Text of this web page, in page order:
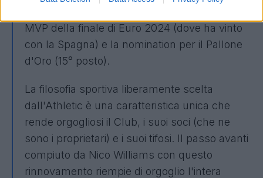
MVP della finale di Euro 2024 (dove ha vinto
con la Spagna) e la nomination per il Pallone
d'Oro (15° posto).
La filosofia sportiva liberamente scelta
dall'Athletic è una caratteristica unica che
rende orgogliosi il Club, i suoi soci (che ne
sono i proprietari) e i suoi tifosi. Il passo avanti
compiuto da Nico Williams con questo
rinnovamento riempie di orgoglio l'intera